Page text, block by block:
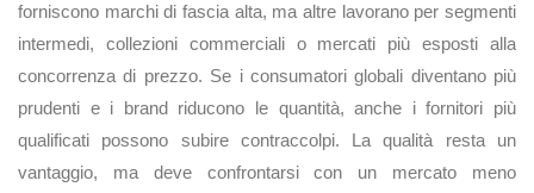
forniscono marchi di fascia alta, ma altre lavorano per segmenti
intermedi, collezioni commerciali o mercati più esposti alla
concorrenza di prezzo. Se i consumatori globali diventano più
prudenti e i brand riducono le quantità, anche i fornitori più
qualificati possono subire contraccolpi. La qualità resta un
vantaggio, ma deve confrontarsi con un mercato meno